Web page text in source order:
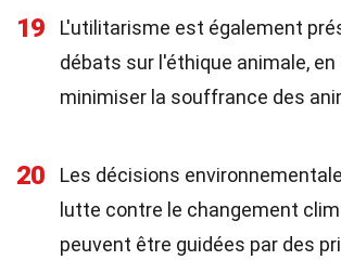
19
L'utilitarisme est également
débats sur l'éthique animale,
minimiser la souffrance des
20
Les décisions
lutte contre le changement
peuvent être guidées par des